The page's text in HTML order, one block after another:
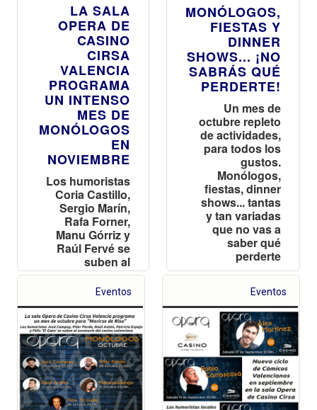
LA SALA
OPERA DE
CASINO
CIRSA
VALENCIA
PROGRAMA
UN INTENSO
MES DE
MONÓLOGOS
EN
NOVIEMBRE
Los humoristas
Coria Castillo,
Sergio Marín,
Rafa Forner,
Manu Górriz y
Raúl Fervé se
suben al
escenario del
casino
valenciano
MONÓLOGOS,
FIESTAS Y
DINNER
SHOWS... ¡NO
SABRÁS QUÉ
PERDERTE!
Un mes de
octubre repleto
de actividades,
para todos los
gustos.
Monólogos,
fiestas, dinner
shows... tantas
y tan variadas
que no vas a
saber qué
perderte
Eventos Eventos